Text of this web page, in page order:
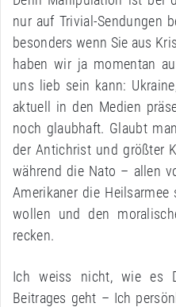
nur auf Trivial-Sendungen
besonders wenn Sie aus
haben wir ja momentan
uns lieb sein kann:
aktuell in den Medien
noch glaubhaft. Glaubt
der Antichrist und größter
während die Nato – allen
Amerikaner die
wollen und den
recken.
Ich weiss nicht, wie es
Beitrages geht – Ich